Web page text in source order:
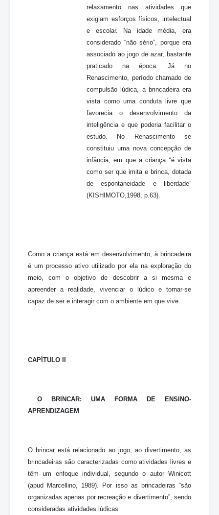
relaxamento nas atividades que
exigiam esforços físicos, intelectual
e escolar. Na idade média, era
considerado “não sério”, porque era
associado ao jogo de azar, bastante
praticado na época. Já no
Renascimento, período chamado de
compulsão lúdica, a brincadeira era
vista como uma conduta livre que
favorecia o desenvolvimento da
inteligência e que poderia facilitar o
estudo. No Renascimento se
constituiu uma nova concepção de
infância, em que a criança “é vista
como ser que imita e brinca, dotada
de espontaneidade e liberdade”
(KISHIMOTO,1998, p.63).
Como a criança está em desenvolvimento, à brincadeira
é um processo ativo utilizado por ela na exploração do
meio, com o objetivo de descobrir a si mesma e
apreender a realidade, vivenciar o lúdico e tornar-se
capaz de ser e interagir com o ambiente em que vive.
CAPÍTULO II
O BRINCAR: UMA FORMA DE ENSINO-
APRENDIZAGEM
O brincar está relacionado ao jogo, ao divertimento, as
brincadeiras são caracterizadas como atividades livres e
têm um enfoque individual, segundo o autor Winicott
(apud Marcellino, 1989). Por isso as brincadeiras “são
organizadas apenas por recreação e divertimento”, sendo
consideradas atividades lúdicas